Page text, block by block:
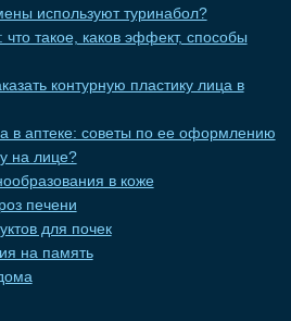
используют туринабол?
что такое, каков эффект, способы
контурную пластику лица в
в аптеке: советы по ее оформлению
на лице?
в коже
печени
для почек
на память